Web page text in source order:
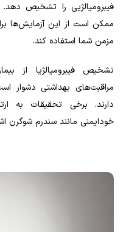
فیبرومیالژیی را تشخیص
ممکن است از این آزمایش‌ها
مزمن شما استفاده کند.
تشخیص فیبرومیالژیا از
مراقبت‌های بهداشتی دشوار
دارند. برخی تحقیقات به
خودایمنی مانند سندرم شوگرن